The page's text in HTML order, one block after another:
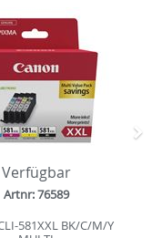
Verfügbar
Artnr: 76589
581XXL BK/C/M/Y